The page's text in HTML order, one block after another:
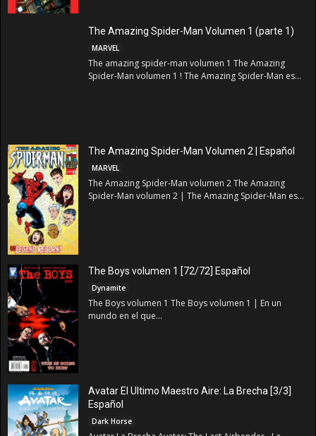
The Amazing Spider-Man Volumen 1 (parte 1)
MARVEL
The amazing spider-man volumen 1 The Amazing
Spider-Man volumen 1 ! The Amazing Spider-Man es...
The Amazing Spider-Man Volumen 2 | Español
MARVEL
The Amazing Spider-Man volumen 2 The Amazing
Spider-Man volumen 2 | The Amazing Spider-Man es...
The Boys volumen 1 [72/72] Español
Dynamite
The Boys volumen 1 The Boys volumen 1 | En un
mundo en el que...
Avatar El Ultimo Maestro Aire: La Brecha [3/3]
Español
Dark Horse